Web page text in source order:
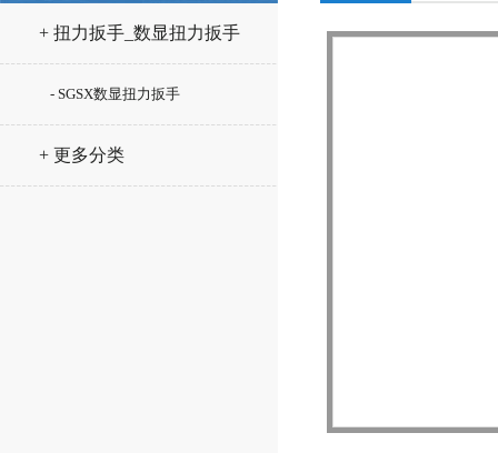
+ 扭力扳手_数显扭力扳手
- SGSX数显扭力扳手
+ 更多分类